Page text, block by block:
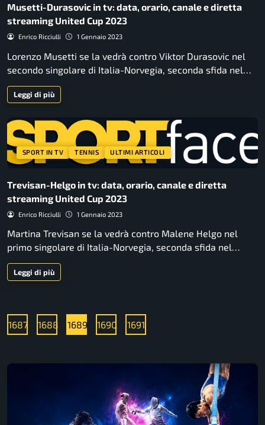
Musetti-Durasovic in tv: data, orario, canale e diretta
streaming United Cup 2023
Enrico Ricciulli 1 Gennaio 2023
Lorenzo Musetti se la vedrà contro Viktor Durasovic nel
secondo singolare di Italia-Norvegia, seconda sfida nel…
Leggi di più
SPORT IN TV TENNIS ULTIMI ARTICOLI
Trevisan-Helgo in tv: data, orario, canale e diretta
streaming United Cup 2023
Enrico Ricciulli 1 Gennaio 2023
Martina Trevisan se la vedrà contro Malene Helgo nel
primo singolare di Italia-Norvegia, seconda sfida nel…
Leggi di più
1687 1688 1689 1690 1691